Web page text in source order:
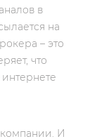
в
на
– это
что
И